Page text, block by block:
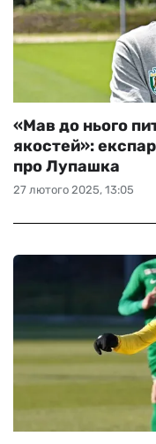
27 лютого 2025, 13:05
«Мав до нього
якостей»:
про Лупашка